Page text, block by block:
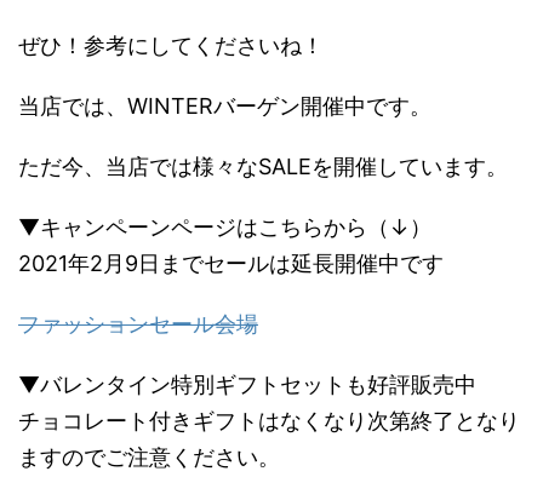
ぜひ！参考にしてくださいね！
当店では、WINTERバーゲン開催中です。
ただ今、当店では様々なSALEを開催しています。
▼キャンペーンページはこちらから（↓）
2021年2月9日までセールは延長開催中です
ファッションセール会場
▼バレンタイン特別ギフトセットも好評販売中
チョコレート付きギフトはなくなり次第終了となり
ますのでご注意ください。